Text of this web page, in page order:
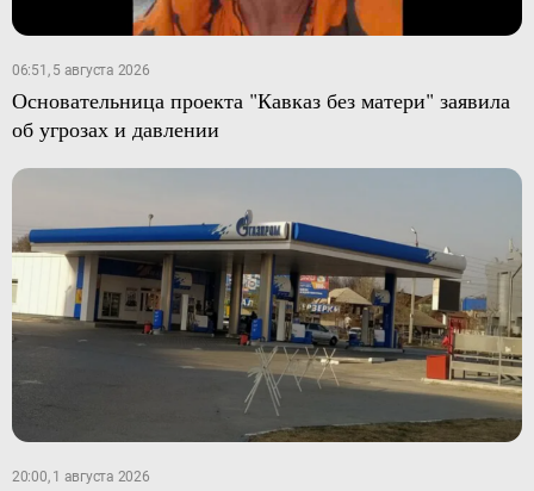
06:51, 5 августа 2026
Основательница проекта "Кавказ без матери" заявила
об угрозах и давлении
20:00, 1 августа 2026